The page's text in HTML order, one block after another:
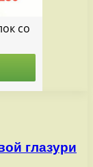
глазури